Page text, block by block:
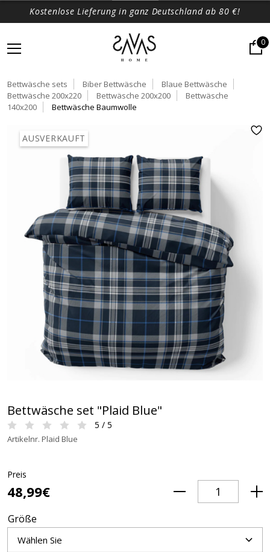
Kostenlose Lieferung in ganz Deutschland ab 80 €!
0
Bettwäsche sets Biber Bettwäsche
Blaue Bettwäsche
Bettwäsche 200x220
Bettwäsche 200x200
Bettwäsche
140x200
Bettwäsche Baumwolle
AUSVERKAUFT
Bettwäsche set "Plaid Blue"
5 / 5
Artikelnr. Plaid Blue
Preis
48,99€
Größe